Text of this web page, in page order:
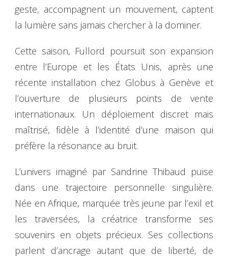
geste, accompagnent un mouvement, captent
la lumière sans jamais chercher à la dominer.
Cette saison, Fullord poursuit son expansion
entre l’Europe et les États Unis, après une
récente installation chez Globus à Genève et
l’ouverture de plusieurs points de vente
internationaux. Un déploiement discret mais
maîtrisé, fidèle à l’identité d’une maison qui
préfère la résonance au bruit.
L’univers imaginé par Sandrine Thibaud puise
dans une trajectoire personnelle singulière.
Née en Afrique, marquée très jeune par l’exil et
les traversées, la créatrice transforme ses
souvenirs en objets précieux. Ses collections
parlent d’ancrage autant que de liberté, de